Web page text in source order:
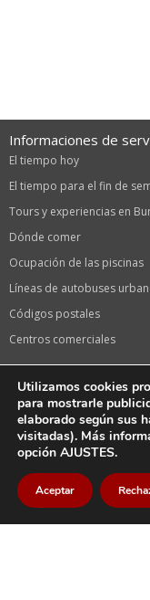
Llegar
Informaciones de
El tiempo hoy
El tiempo para el fin de
Tours y experiencias en
Dónde comer
Ocupación de las piscinas
Líneas de autobuses
Códigos postales
Centros comerciales
Información de interés
Calendario laboral 2024
Calendario de festivos
Oficina de turismo
Fiestas de Burgos,
La serie «El CID» de
Tiendas Vodafone
Utilizamos cookies
para mostrarle
elaborado según sus
visitadas). Más
opción AJUSTES.
Aceptar